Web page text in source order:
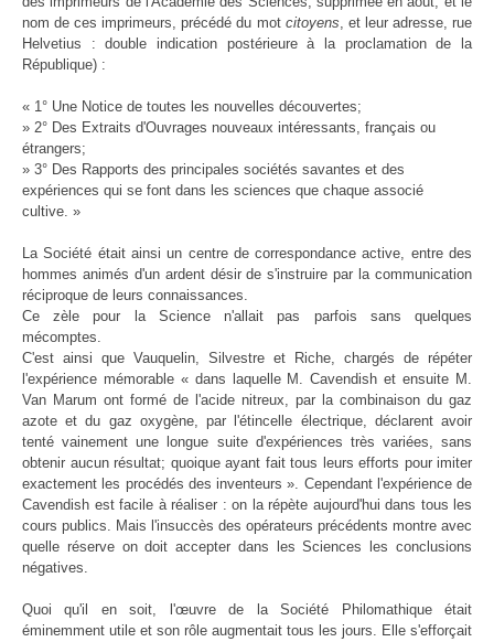
nom de ces imprimeurs, précédé du mot citoyens , et leur adresse, rue
Helvetius : double indication postérieure à la proclamation de la
République) :
« 1° Une Notice de toutes les nouvelles découvertes;
» 2° Des Extraits d'Ouvrages nouveaux intéressants, français ou
étrangers;
» 3° Des Rapports des principales sociétés savantes et des
expériences qui se font dans les sciences que chaque associé
cultive. »
La Société était ainsi un centre de correspondance active, entre des
hommes animés d'un ardent désir de s'instruire par la communication
réciproque de leurs connaissances.
Ce zèle pour la Science n'allait pas parfois sans quelques
mécomptes.
C'est ainsi que Vauquelin, Silvestre et Riche, chargés de répéter
l'expérience mémorable « dans laquelle M. Cavendish et ensuite M.
Van Marum ont formé de l'acide nitreux, par la combinaison du gaz
azote et du gaz oxygène, par l'étincelle électrique, déclarent avoir
tenté vainement une longue suite d'expériences très variées, sans
obtenir aucun résultat; quoique ayant fait tous leurs efforts pour imiter
exactement les procédés des inventeurs ». Cependant l'expérience de
Cavendish est facile à réaliser : on la répète aujourd'hui dans tous les
cours publics. Mais l'insuccès des opérateurs précédents montre avec
quelle réserve on doit accepter dans les Sciences les conclusions
négatives.
Quoi qu'il en soit, l'œuvre de la Société Philomathique était
éminemment utile et son rôle augmentait tous les jours. Elle s'efforçait